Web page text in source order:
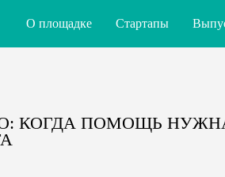
О площадке Стартапы
КОГДА ПОМОЩЬ